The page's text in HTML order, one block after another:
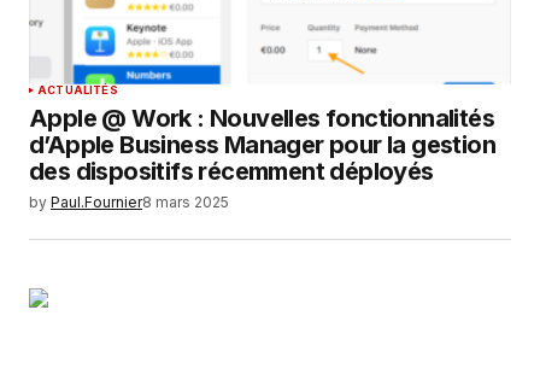
SUBMIT COMMENT
ACTUALITÉS
Apple @ Work : Nouvelles fonctionnalités
d’Apple Business Manager pour la gestion
des dispositifs récemment déployés
by Paul.Fournier8 mars 2025